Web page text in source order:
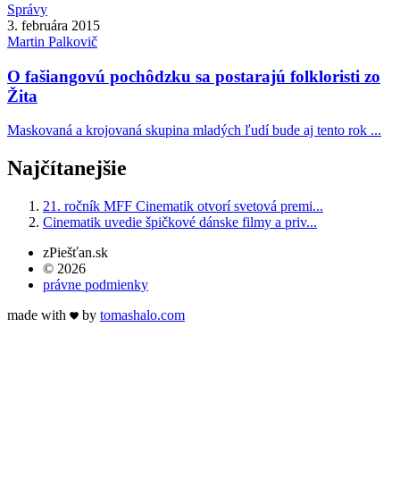
Správy
3. februára 2015
Martin Palkovič
O fašiangovú pochôdzku sa postarajú folkloristi zo
Žita
Maskovaná a krojovaná skupina mladých ľudí bude aj tento rok ...
Najčítanejšie
21. ročník MFF Cinematik otvorí svetová premi...
Cinematik uvedie špičkové dánske filmy a priv...
zPiešťan.sk
© 2026
právne podmienky
made with
by tomashalo.com